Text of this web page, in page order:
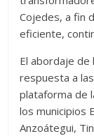
Cojedes, a fin
eficiente,
El abordaje
respuesta a
plataforma de
los municipios
Anzoátegui,